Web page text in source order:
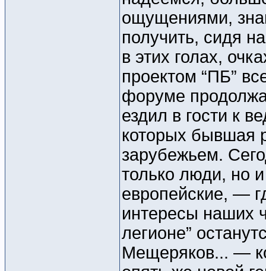
ощущениями,
получить, сидя
в этих голах,
проектом “ПБ”
форуме
ездил в гости к
которых бывшая
зарубежьем.
только люди, но
европейские, —
интересы наших
легионе”
Мещеряков... —